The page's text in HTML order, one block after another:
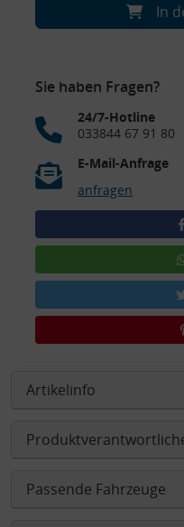
In
Sie haben Fragen?
24/7-Hotline
033844 67 91 80
E-Mail-Anfrage
anfragen
Artikelinfo
Passende Fahrzeuge